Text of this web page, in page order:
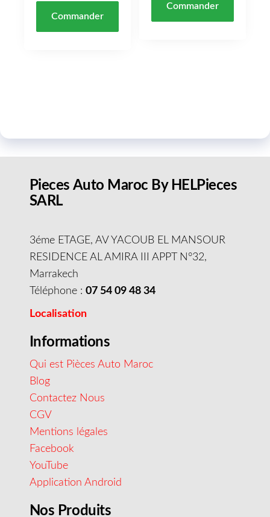
Commander
Commander
Pieces Auto Maroc By HELPieces
SARL
3éme ETAGE, AV YACOUB EL MANSOUR
RESIDENCE AL AMIRA III APPT N°32,
Marrakech
Téléphone : 07 54 09 48 34
Localisation
Informations
Qui est Pièces Auto Maroc
Blog
Contactez Nous
CGV
Mentions légales
Facebook
YouTube
Application Android
Nos Produits